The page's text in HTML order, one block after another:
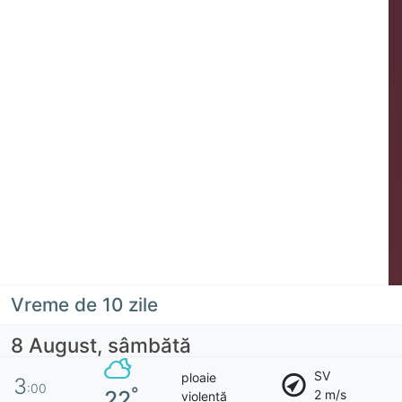
Vreme de 10 zile
8 August, sâmbătă
3:00 °
ploaie
violentă
SV
2 m/s